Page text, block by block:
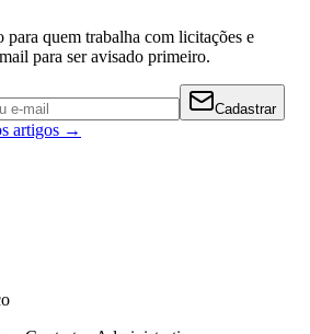
quem trabalha com licitações e
para ser avisado primeiro.
Cadastrar
artigos →